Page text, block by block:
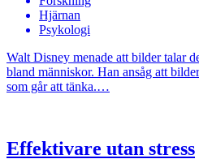
Hjärnan
Psykologi
Walt Disney menade att bilder talar
bland människor. Han ansåg att
som går att tänka.…
Effektivare utan stress